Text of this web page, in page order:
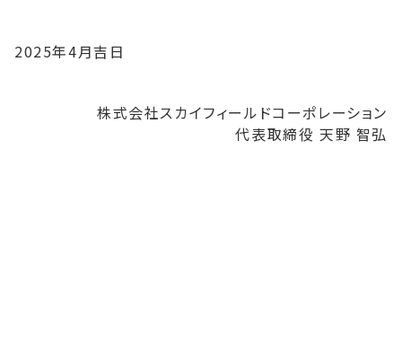
2025年4月吉日
株式会社スカイフィールドコーポレーション
代表取締役 天野 智弘